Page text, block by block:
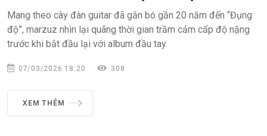
Mang theo cây đàn guitar đã gắn bó gần 20 năm đến “Đụng
độ”, marzuz nhìn lại quãng thời gian trầm cảm cấp độ nặng
trước khi bắt đầu lại với album đầu tay.
07/03/2026 18:20 308
XEM THÊM